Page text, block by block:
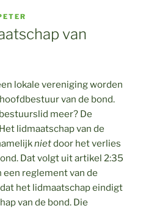
van
lokale vereniging worden
van de bond.
meer? De
lidmaatschap van de
nietdoor het verlies
Dat volgt uit artikel 2:35
een reglement van de
het lidmaatschap eindigt
van de bond. Die